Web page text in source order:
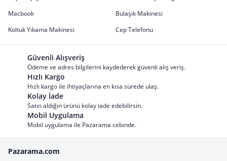
Macbook
Bulaşık Makinesi
Koltuk Yıkama Makinesi
Cep Telefonu
Güvenli Alışveriş
Ödeme ve adres bilgilerini kaydederek güvenli alış veriş.
Hızlı Kargo
Hızlı kargo ile ihtiyaçlarına en kısa sürede ulaş.
Kolay İade
Satın aldığın ürünü kolay iade edebilirsin.
Mobil Uygulama
Mobil uygulama ile Pazarama cebinde.
Pazarama.com